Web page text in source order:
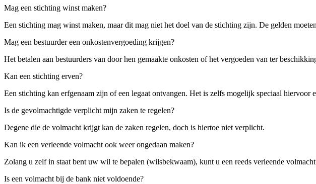
Mag een stichting winst maken?
Een stichting mag winst maken, maar dit mag niet het doel van de stichting zijn. De gelden
Mag een bestuurder een onkostenvergoeding krijgen?
Het betalen aan bestuurders van door hen gemaakte onkosten of het vergoeden van ter
Kan een stichting erven?
Een stichting kan erfgenaam zijn of een legaat ontvangen. Het is zelfs mogelijk speciaal hiervoor
Is de gevolmachtigde verplicht mijn zaken te regelen?
Degene die de volmacht krijgt kan de zaken regelen, doch is hiertoe niet verplicht.
Kan ik een verleende volmacht ook weer ongedaan maken?
Zolang u zelf in staat bent uw wil te bepalen (wilsbekwaam), kunt u een reeds verleende
Is een volmacht bij de bank niet voldoende?